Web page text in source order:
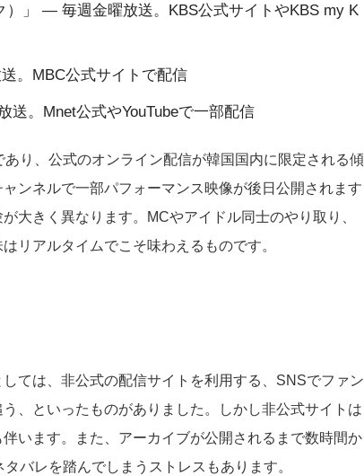
）」 — 毎週金曜放送。KBS公式サイトやKBS my K
。MBC公式サイトで配信
。Mnet公式やYouTubeで一部配信
り、公式のオンライン配信が韓国国内に限定される傾
ンネルで一部パフォーマンス映像が後日公開されます
大きく異なります。MCやアイドル同士のやり取り、
リアルタイムでこそ味わえるものです。
ては、非公式の配信サイトを利用する、SNSでファン
、といったものがありました。しかし非公式サイトは
います。また、アーカイブが公開されるまで数時間か
バレを踏んでしまうストレスもあります。